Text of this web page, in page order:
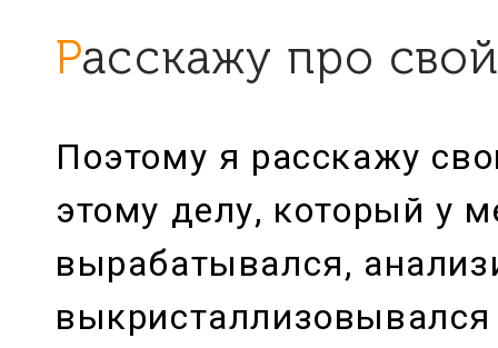
Расскажу про
Поэтому я расскажу
этому делу, который у
вырабатывался,